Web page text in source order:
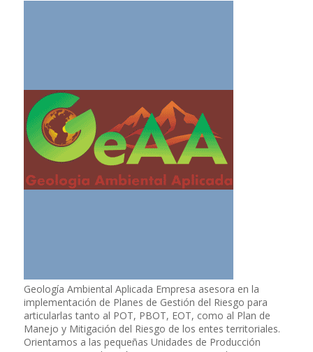
Geología Ambiental Aplicada Empresa asesora en la
implementación de Planes de Gestión del Riesgo para
articularlas tanto al POT, PBOT, EOT, como al Plan de
Manejo y Mitigación del Riesgo de los entes territoriales.
Orientamos a las pequeñas Unidades de Producción